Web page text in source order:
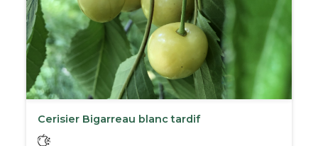
Cerisier Bigarreau blanc tardif